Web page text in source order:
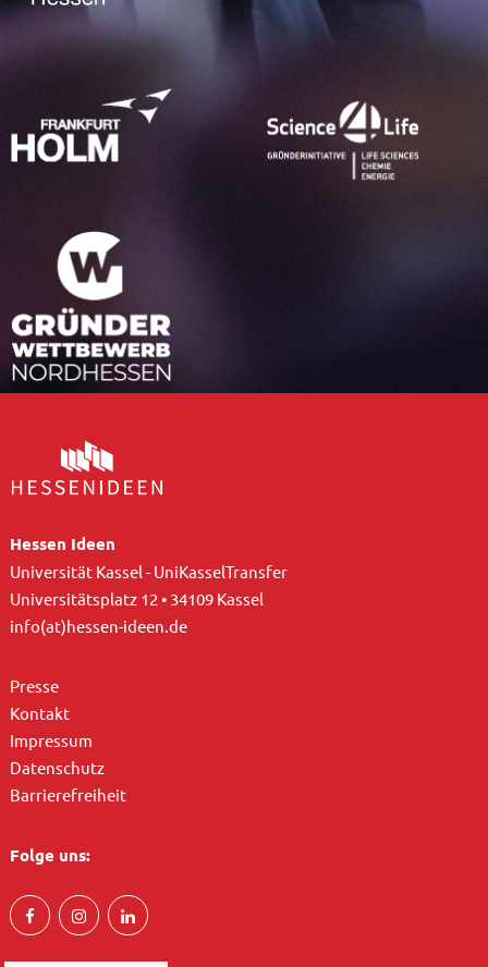
Hessen Ideen
Universität Kassel - UniKasselTransfer
Universitätsplatz 12 • 34109 Kassel
info(at)hessen-ideen.de
Presse
Kontakt
Impressum
Datenschutz
Barrierefreiheit
Folge uns: